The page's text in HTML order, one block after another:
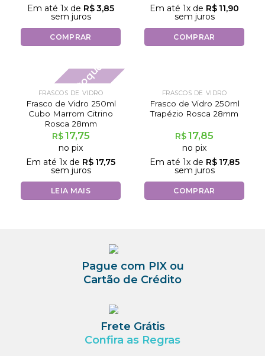
Em até 1x de R$3,85
sem juros
COMPRAR
Em até 1x de R$ 11,90
sem juros
COMPRAR
Fora de estoque
FRASCOS DE VIDRO
Frasco de Vidro 250ml
Cubo Marrom Citrino
Rosca 28mm
R$17,75
no pix
Em até 1x de R$ 17,75
sem juros
LEIA MAIS
FRASCOS DE VIDRO
Frasco de Vidro 250ml
Trapézio Rosca 28mm
R$17,85
no pix
Em até 1x de R$ 17,85
sem juros
COMPRAR
Pague com PIX ou
Cartão de Crédito
Frete Grátis
Confira as Regras